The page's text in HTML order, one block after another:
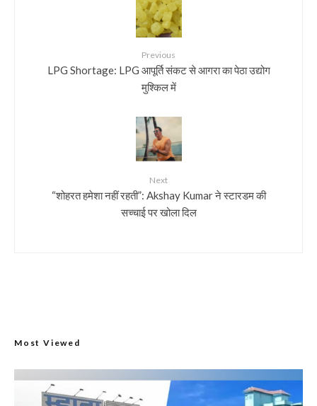
Previous
LPG Shortage: LPG आपूर्ति संकट से आगरा का पेठा उद्योग
मुश्किल में
Next
“शोहरत हमेशा नहीं रहती”: Akshay Kumar ने स्टारडम की
सच्चाई पर खोला दिल
Most Viewed